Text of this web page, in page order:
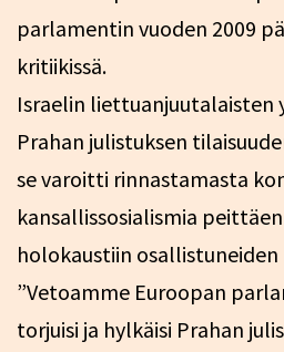
parlamentin vuoden 2009
kritiikissä.
Israelin liettuanjuutalaisten
Prahan julistuksen
se varoitti rinnastamasta
kansallissosialismia
holokaustiin osallistuneiden
”Vetoamme Euroopan
torjuisi ja hylkäisi Prahan